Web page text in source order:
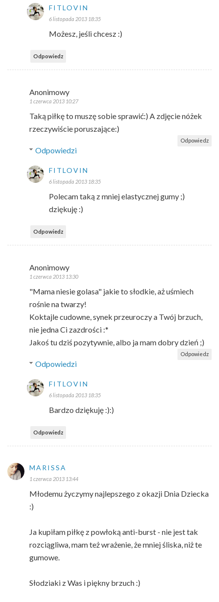
FITLOVIN
6 listopada 2013 18:35
Możesz, jeśli chcesz :)
Odpowiedz
Anonimowy
1 czerwca 2013 10:27
Taką piłkę to muszę sobie sprawić:) A zdjęcie nóżek
rzeczywiście poruszające:)
Odpowiedz
Odpowiedzi
FITLOVIN
6 listopada 2013 18:35
Polecam taką z mniej elastycznej gumy ;)
dziękuję :)
Odpowiedz
Anonimowy
1 czerwca 2013 13:30
"Mama niesie golasa" jakie to słodkie, aż uśmiech
rośnie na twarzy!
Koktajle cudowne, synek przeuroczy a Twój brzuch,
nie jedna Ci zazdrości :*
Jakoś tu dziś pozytywnie, albo ja mam dobry dzień ;)
Odpowiedz
Odpowiedzi
FITLOVIN
6 listopada 2013 18:35
Bardzo dziękuję :):)
Odpowiedz
MARISSA
1 czerwca 2013 13:44
Młodemu życzymy najlepszego z okazji Dnia Dziecka
:)
Ja kupiłam piłkę z powłoką anti-burst - nie jest tak
rozciągliwa, mam też wrażenie, że mniej śliska, niż te
gumowe.
Słodziaki z Was i piękny brzuch :)